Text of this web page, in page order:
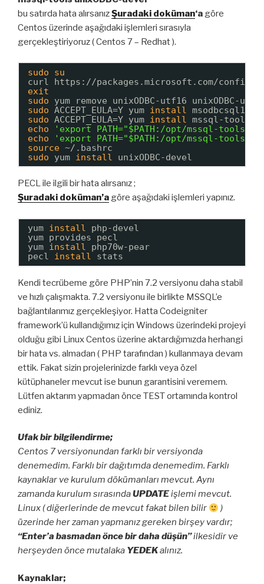
bu satırda hata alırsanızŞuradaki doküman‘a göre
Centos üzerinde aşağıdaki işlemleri sırasıyla
gerçekleştiriyoruz ( Centos 7 – Redhat ).
sudo
su
curl https: //packages .microsoft.com/config/
exit
sudo
yum remove unixODBC-utf16 unixODBC-
sudo ACCEPT_EULA=Y yum install msodbcsql17
sudo ACCEPT_EULA=Y yum install mssql-tools
echo
'export PATH="$PATH:/opt/mssql-tools/
echo
'export PATH="$PATH:/opt/mssql-tools/
source ~/.bashrc
sudo
yum install unixODBC-devel
PECL ile ilgili bir hata alırsanız ;
Şuradaki doküman’a göre aşağıdaki işlemleri yapınız.
yum install
php-devel
yum provides pecl
yum install
php70w-pear
pecl install stats
Kendi tecrübeme göre PHP’nin 7.2 versiyonu daha stabil
ve hızlı çalışmakta. 7.2 versiyonu ile birlikte MSSQL’e
bağlantılarımız gerçekleşiyor. Hatta Codeigniter
framework’ü kullandığımız için Windows üzerindeki projeyi
olduğu gibi Linux Centos üzerine aktardığımızda herhangi
bir hata vs. almadan ( PHP tarafından ) kullanmaya devam
ettik. Fakat sizin projelerinizde farklı veya özel
kütüphaneler mevcut ise bunun garantisini veremem.
Lütfen aktarım yapmadan önce TEST ortamında kontrol
ediniz.
Ufak bir bilgilendirme;
Centos 7 versiyonundan farklı bir versiyonda
denemedim. Farklı bir dağıtımda denemedim. Farklı
kaynaklar ve kurulum dökümanları mevcut. Aynı
zamanda kurulum sırasındaUPDATEişlemi mevcut.
Linux ( diğerlerinde de mevcut fakat bilen bilir
)
üzerinde her zaman yapmanız gereken birşey vardır;
“Enter’a basmadan önce bir daha düşün”ilkesidir ve
herşeyden önce mutalaka YEDEKalınız.
Kaynaklar;